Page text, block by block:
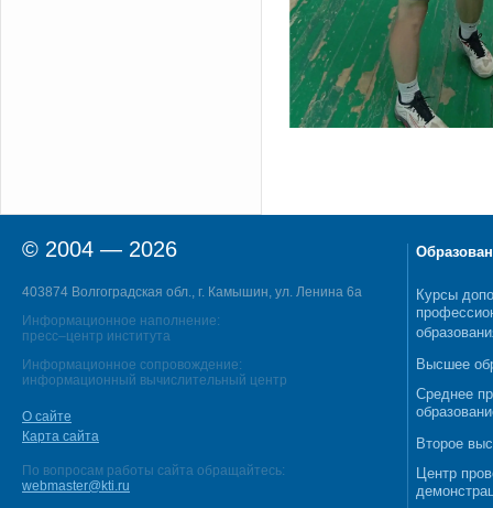
© 2004 — 2026
403874 Волгоградская обл., г. Камышин, ул. Ленина 6а
Информационное наполнение:
пресс–центр института
Информационное сопровождение:
информационный вычислительный центр
О сайте
Карта сайта
По вопросам работы сайта обращайтесь:
webmaster@kti.ru
Курсы
Высшее
Среднее
Второе
Центр